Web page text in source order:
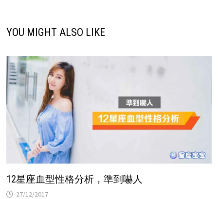
YOU MIGHT ALSO LIKE
12星座血型性格分析，準到嚇人
27/12/2017